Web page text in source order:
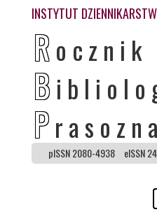
INSTYTUT
Rocznik
B
P
pISSN 2080-4938 eISSN